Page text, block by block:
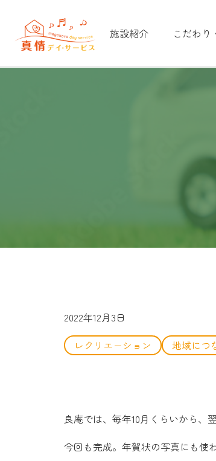
施設紹介 こだわり
2022年12月3日
レクリエーション
地域につ
良庵では、毎年10月くらいから、
今回も完成。年賀状の写真にも使